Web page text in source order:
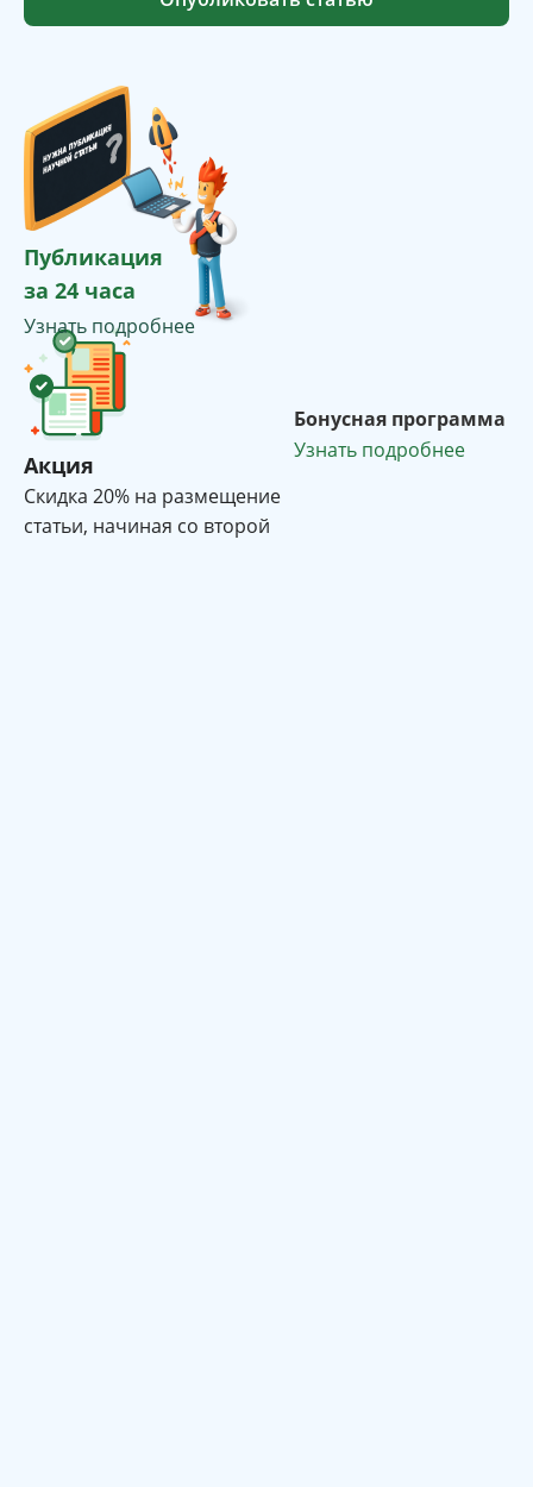
Публикация
за 24 часа
Узнать подробнее
Акция
Cкидка 20% на размещение
статьи, начиная со второй
Бонусная программа
Узнать подробнее